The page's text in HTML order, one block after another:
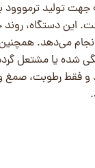
جهت تولید ترمووود
این دستگاه،
می‌دهد.
یا مشتعل
و فقط رطوبت، صمغ